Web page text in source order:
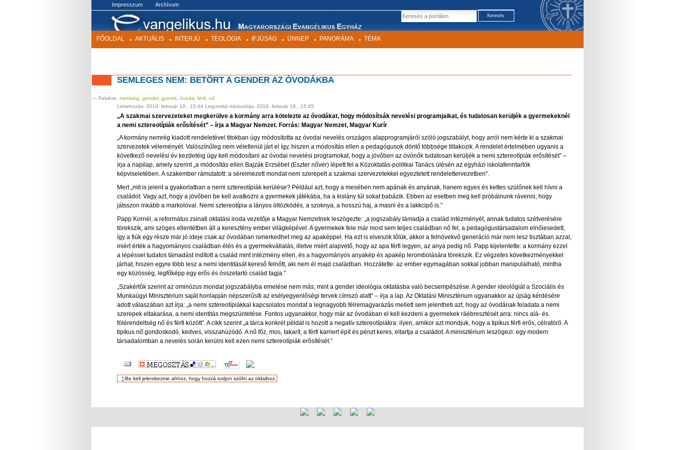
Impresszum
Archívum
Keresés
FŐOLDAL AKTUÁLIS INTERJÚ TEOLÓGIA IFJÚSÁG ÜNNEP PANORÁMA TÉMA
SEMLEGES NEM: BETÖRT A GENDER AZ ÓVODÁKBA
— Felvéve: nemiség gender, gyerek óvoda férfi nő
Létrehozás: 2010. február 19., 15:44 Legutolsó módosítás: 2010. február 19., 15:45
„A szakmai szervezeteket megkerülve a kormány arra kötelezte az óvodákat, hogy módosítsák nevelési programjaikat, és tudatosan kerüljék a gyermekeknél
a nemi sztereotípiák erősítését” – írja a Magyar Nemzet. Forrás: Magyar Nemzet, Magyar Kurír
„A kormány nemrég kiadott rendeletével titokban úgy módosította az óvodai nevelés országos alapprogramjáról szóló jogszabályt, hogy arról nem kérte ki a szakmai
szervezetek véleményét. Valószínűleg nem véletlenül járt el így, hiszen a módosítás ellen a pedagógusok döntő többsége tiltakozik. A rendelet értelmében ugyanis a
következő nevelési év kezdetéig úgy kell módosítani az óvodai nevelési programokat, hogy a jövőben az óvónők tudatosan kerüljék a nemi sztereotípiák erősítését” –
írja a napilap, amely szerint „a módosítás ellen Bajzák Erzsébet (Eszter nővér) lépett fel a Közoktatás-politikai Tanács ülésén az egyházi iskolafenntartók
képviseletében. A szakember rámutatott: a sérelmezett mondat nem szerepelt a szakmai szervezetekkel egyeztetett rendelettervezetben”.
Mert „mit is jelent a gyakorlatban a nemi sztereotípiák kerülése? Például azt, hogy a mesében nem apának és anyának, hanem egyes és kettes szülőnek kell hívni a
családot. Vagy azt, hogy a jövőben be kell avatkozni a gyermekek játékába, ha a kislány túl sokat babázik. Ebben az esetben meg kell próbálnunk rávenni, hogy
játsszon inkább a markolóval. Nemi sztereotípia a lányos öltözködés, a szoknya, a hosszú haj, a masni és a lakkcipő is.”
Papp Kornél, a református zsinati oktatási iroda vezetője a Magyar Nemzetnek leszögezte: „a jogszabály támadja a család intézményét, annak tudatos szétverésére
törekszik, ami szöges ellentétben áll a keresztény ember világképével. A gyermekek fele már most sem teljes családban nő fel, a pedagógustársadalom elnőiesedett,
így a fiúk egy része már jó ideje csak az óvodában ismerkedhet meg az apaképpel. Ha ezt is elveszik tőlük, akkor a felnövekvő generáció már nem lesz tisztában azzal,
miért érték a hagyományos családban élés és a gyermekvállalás, illetve miért alapvető, hogy az apa férfi legyen, az anya pedig nő. Papp kijelentette: a kormány ezzel
a lépéssel tudatos támadást indított a család mint intézmény ellen, és a hagyományos anyakép és apakép lerombolására törekszik. Ez végzetes következményekkel
járhat, hiszen egyre több lesz a nemi identitását kereső felnőtt, aki nem él majd családban. Hozzátette: az ember egymagában sokkal jobban manipulálható, mintha
egy közösség, legfőképp egy erős és összetartó család tagja.”
„Szakértők szerint az ominózus mondat jogszabályba emelése nem más, mint a gender ideológia oktatásba való becsempészése. A gender ideológiát a Szociális és
Munkaügyi Minisztérium saját honlapján népszerűsíti az esélyegyenlőségi tervek címszó alatt” – írja a lap. Az Oktatási Minisztérium ugyanakkor az újság kérdésére
adott válaszában azt írja: „a nemi sztereotípiákkal kapcsolatos mondat a legnagyobb félremagyarázás mellett sem jelentheti azt, hogy az óvodának feladata a nemi
szerepek eltakarása, a nemi identitás megszüntetése. Fontos ugyanakkor, hogy már az óvodában el kell kezdeni a gyermekek ráébresztését arra: nincs alá- és
fölérendeltség nő és férfi között”. A cikk szerint „a tárca konkrét példát is hozott a negatív sztereotípiákra: ilyen, amikor azt mondjuk, hogy a tipikus férfi erős, célratörő. A
tipikus nő gondoskodó, kedves, visszahúzódó. A nő főz, mos, takarít, a férfi karriert épít és pénzt keres, eltartja a családot. A minisztérium leszögezi: egy modern
társadalomban a nevelés során kerülni kell ezen nemi sztereotípiák erősítését.”
DOKUMENTUMMAL
KAPCSOLATOS
TEVÉKENYSÉGEK